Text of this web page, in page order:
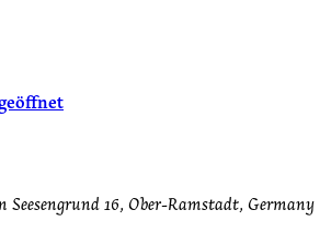
Seesengrund 16, Ober-Ramstadt, Germany